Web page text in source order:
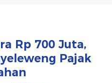
Rp 700 Juta,
Pajak